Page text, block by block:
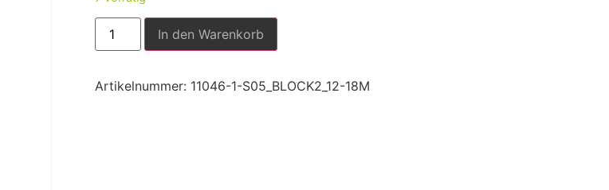
In den Warenkorb
Artikelnummer: 11046-1-S05_BLOCK2_12-18M